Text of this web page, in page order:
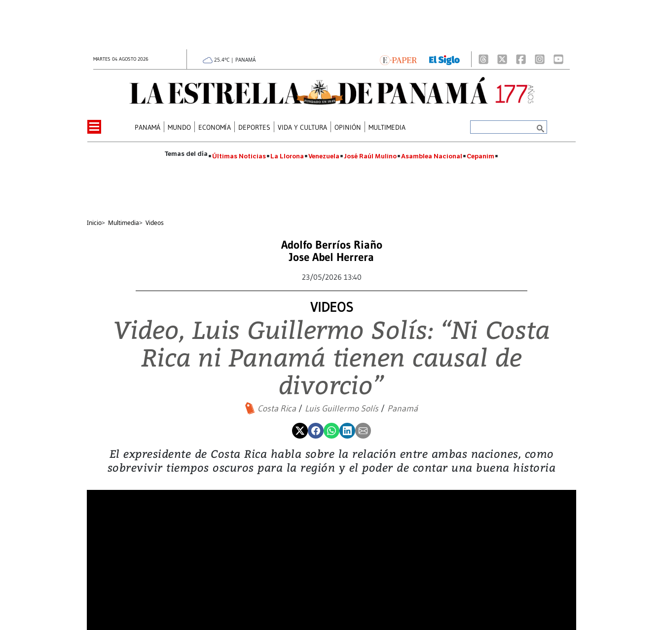
MARTES 04 AGOSTO 2026 25.4°C | PANAMÁ
PANAMÁ MUNDO ECONOMÍA DEPORTES VIDA Y CULTURA OPINIÓN MULTIMEDIA
Últimas Noticias La Llorona Venezuela José Raúl Mulino Asamblea Nacional Cepanim
Inicio> Multimedia> Videos
Adolfo Berríos Riaño
Jose Abel Herrera
23/05/2026 13:40
VIDEOS
Video, Luis Guillermo Solís: “Ni Costa
Rica ni Panamá tienen causal de
divorcio”
Costa Rica Luis Guillermo Solís Panamá
El expresidente de Costa Rica habla sobre la relación entre ambas naciones, como
sobrevivir tiempos oscuros para la región y el poder de contar una buena historia